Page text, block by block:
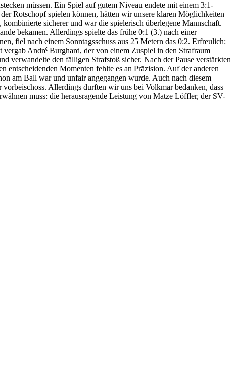
müssen. Ein Spiel auf gutem Niveau endete mit einem 3:1-
Rotschopf spielen können, hätten wir unsere klaren Möglichkeiten
sicherer und war die spielerisch überlegene Mannschaft.
bekamen. Allerdings spielte das frühe 0:1 (3.) nach einer
fiel nach einem Sonntagsschuss aus 25 Metern das 0:2. Erfreulich:
André Burghard, der von einem Zuspiel in den Strafraum
verwandelte den fälligen Strafstoß sicher. Nach der Pause verstärkten
Momenten fehlte es an Präzision. Auf der anderen
am Ball war und unfair angegangen wurde. Auch nach diesem
Allerdings durften wir uns bei Volkmar bedanken, dass
muss: die herausragende Leistung von Matze Löffler, der SV-